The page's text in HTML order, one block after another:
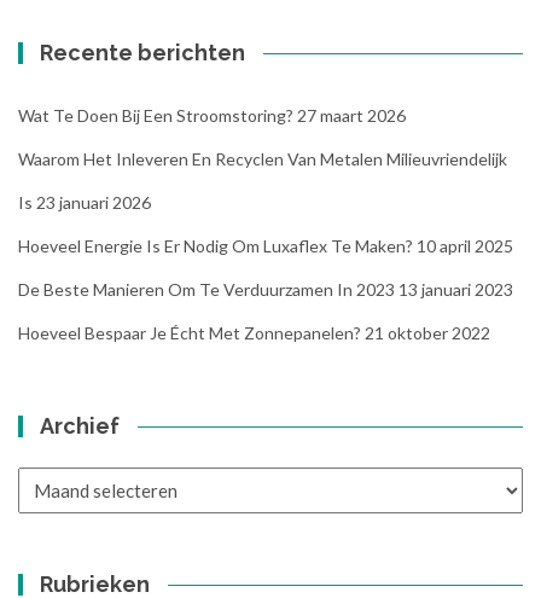
Recente berichten
Wat Te Doen Bij Een Stroomstoring? 27 maart 2026
Waarom Het Inleveren En Recyclen Van Metalen Milieuvriendelijk
Is 23 januari 2026
Hoeveel Energie Is Er Nodig Om Luxaflex Te Maken? 10 april 2025
De Beste Manieren Om Te Verduurzamen In 2023 13 januari 2023
Hoeveel Bespaar Je Écht Met Zonnepanelen? 21 oktober 2022
Archief
Rubrieken